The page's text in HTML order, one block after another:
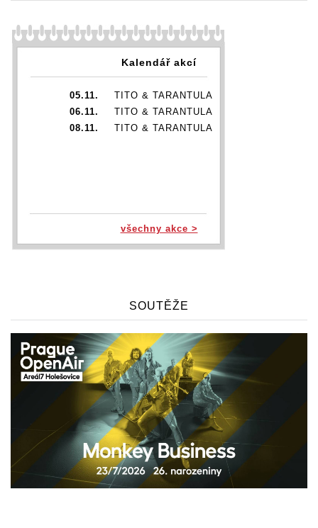
Kalendář akcí
05.11.
TITO & TARANTULA
06.11.
TITO & TARANTULA
08.11.
TITO & TARANTULA
všechny akce >
SOUTĚŽE